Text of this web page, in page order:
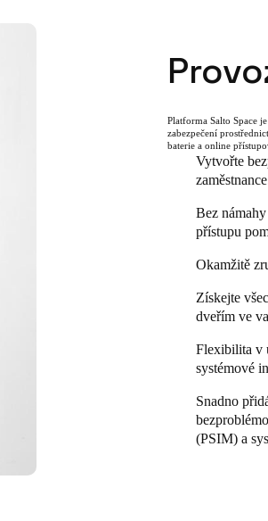
Platforma Salto Space
zabezpečení
baterie a online
Vytvořte
Bez
přístupu
Okamžitě
Získejte
dveřím ve
Flexibilita v
systémové
Snadno
(PSIM) a